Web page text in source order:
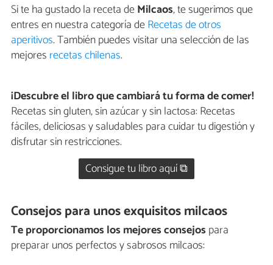
Si te ha gustado la receta deMilcaos, te sugerimos que
entres en nuestra categoría deRecetas de otros
aperitivos. También puedes visitar una selección de las
mejores recetas chilenas.
¡Descubre el libro que cambiará tu forma de comer!
Recetas sin gluten, sin azúcar y sin lactosa: Recetas
fáciles, deliciosas y saludables para cuidar tu digestión y
disfrutar sin restricciones.
Consigue tu libro aquí ⧉
Consejos para unos exquisitos milcaos
Te proporcionamos los mejores consejos para
preparar unos perfectos y sabrosos milcaos: